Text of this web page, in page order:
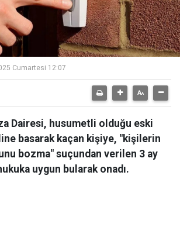
Cumartesi 12:07
Dairesi, husumetli olduğu eski
basarak kaçan kişiye, "kişilerin
bozma" suçundan verilen 3 ay
uygun bularak onadı.